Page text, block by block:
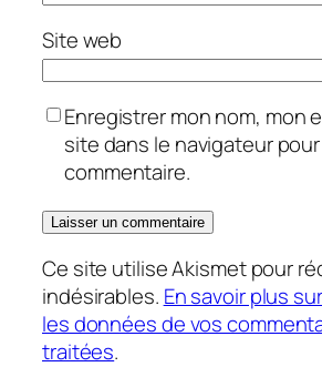
Site web
Enregistrer mon nom, mon
site dans le navigateur
commentaire.
Ce site utilise Akismet pour
indésirables. En savoir plus
les données de vos
traitées.